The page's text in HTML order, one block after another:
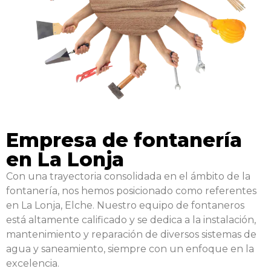
Empresa de fontanería
en La Lonja
Con una trayectoria consolidada en el ámbito de la
fontanería, nos hemos posicionado como referentes
en La Lonja, Elche. Nuestro equipo de fontaneros
está altamente calificado y se dedica a la instalación,
mantenimiento y reparación de diversos sistemas de
agua y saneamiento, siempre con un enfoque en la
excelencia.